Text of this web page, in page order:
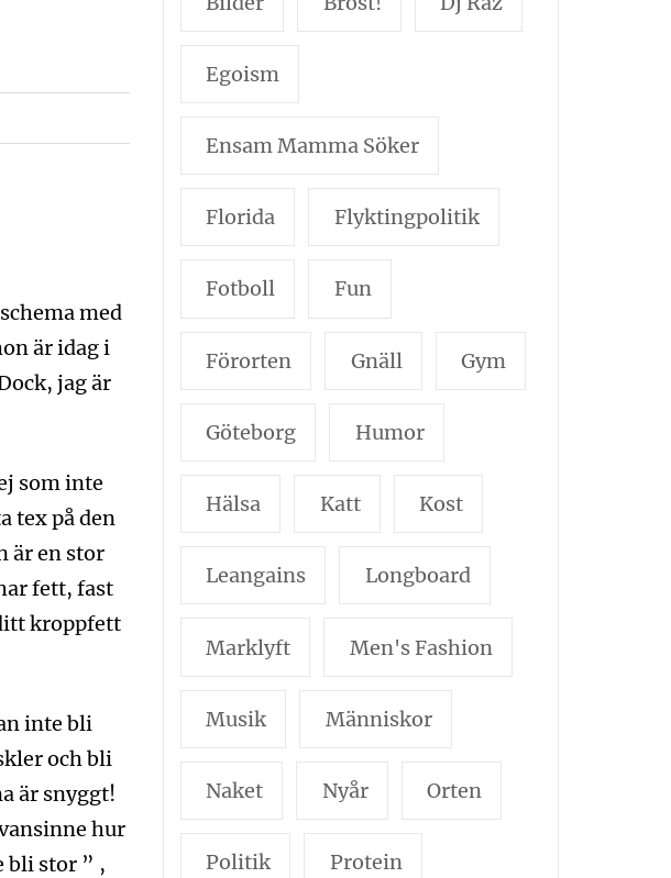
med
är idag i
jag är
som inte
tex på den
är en stor
fett, fast
kroppfett
inte bli
och bli
är snyggt!
hur
bli stor ” ,
Egoism
Ensam Mamma Söker
Florida Flyktingpolitik
Fotboll Fun
Förorten Gnäll Gym
Göteborg Humor
Hälsa Katt Kost
Leangains Longboard
Marklyft Men's Fashion
Musik Människor
Naket Nyår Orten
Politik Protein